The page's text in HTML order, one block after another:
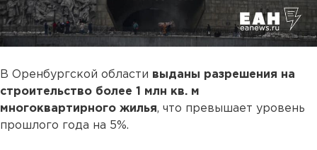
В Оренбургской области выданы разрешения на
строительство более 1 млн кв. м
многоквартирного жилья, что превышает уровень
прошлого года на 5%.